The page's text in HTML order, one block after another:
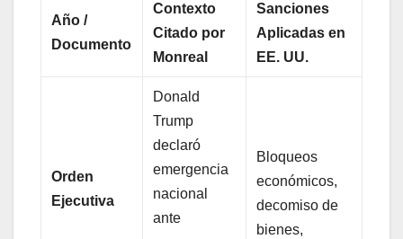
Año /
Documento
Contexto
Citado por
Monreal
Sanciones
Aplicadas en
EE. UU.
Orden
Ejecutiva
Donald
Trump
declaró
emergencia
nacional
ante
Bloqueos
económicos,
decomiso de
bienes,